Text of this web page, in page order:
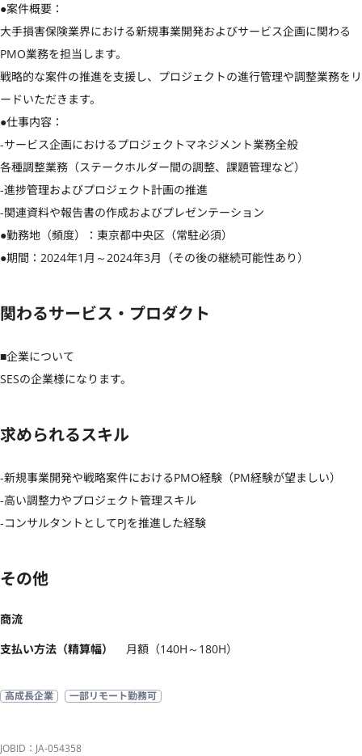
●案件概要：
大手損害保険業界における新規事業開発およびサービス企画に関わる
PMO業務を担当します。
戦略的な案件の推進を支援し、プロジェクトの進行管理や調整業務をリ
ードいただきます。
●仕事内容：
-サービス企画におけるプロジェクトマネジメント業務全般
各種調整業務（ステークホルダー間の調整、課題管理など）
-進捗管理およびプロジェクト計画の推進
-関連資料や報告書の作成およびプレゼンテーション
●勤務地（頻度）：東京都中央区（常駐必須）
●期間：2024年1月～2024年3月（その後の継続可能性あり）
関わるサービス・プロダクト
■企業について
SESの企業様になります。
求められるスキル
-新規事業開発や戦略案件におけるPMO経験（PM経験が望ましい）
-高い調整力やプロジェクト管理スキル
-コンサルタントとしてPJを推進した経験
その他
商流
支払い方法（精算幅）
月額（140H～180H）
高成長企業 一部リモート勤務可
JOBID：JA-054358